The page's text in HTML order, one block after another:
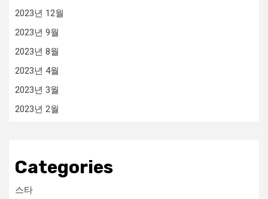
2023년 12월
2023년 9월
2023년 8월
2023년 4월
2023년 3월
2023년 2월
Categories
스타